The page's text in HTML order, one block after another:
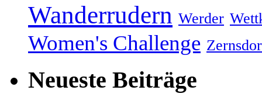
Wanderrudern Werder
Women's Challenge
Neueste Beiträge